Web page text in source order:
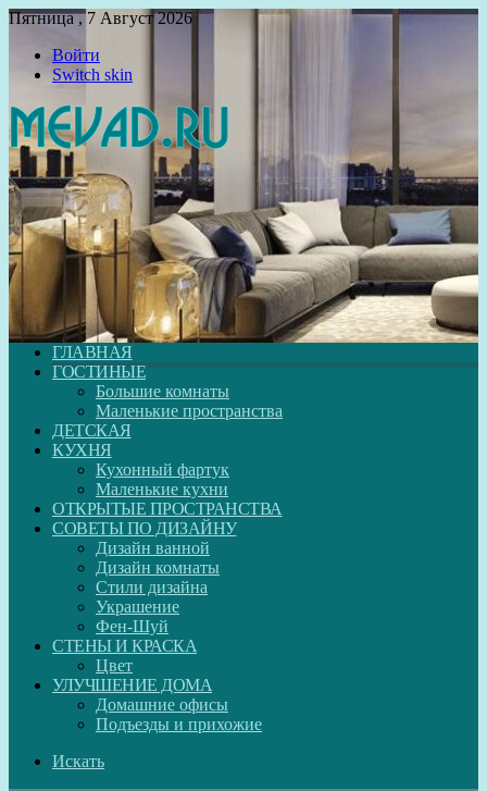
Пятница , 7 Август 2026
Войти
Switch skin
ГЛАВНАЯ
ГОСТИНЫЕ
Большие комнаты
Маленькие пространства
ДЕТСКАЯ
КУХНЯ
Кухонный фартук
Маленькие кухни
ОТКРЫТЫЕ ПРОСТРАНСТВА
СОВЕТЫ ПО ДИЗАЙНУ
Дизайн ванной
Дизайн комнаты
Стили дизайна
Украшение
Фен-Шуй
СТЕНЫ И КРАСКА
Цвет
УЛУЧШЕНИЕ ДОМА
Домашние офисы
Подъезды и прихожие
Искать